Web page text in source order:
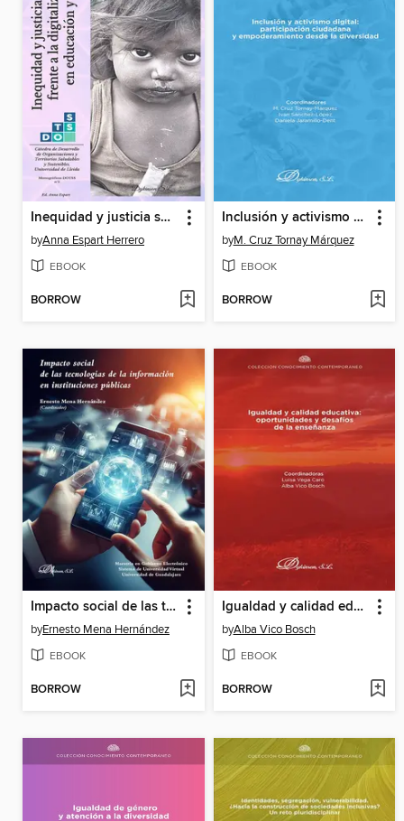
Inequidad y justicia social frente a la digitalización en educación y salud
byAnna Espart Herrero
EBOOK
BORROW
Inclusión y activismo digital
byM. Cruz Tornay Márquez
EBOOK
BORROW
Impacto social de las tecnologías de la información en instituciones públicas
byErnesto Mena Hernández
EBOOK
BORROW
Igualdad y calidad educativa
byAlba Vico Bosch
EBOOK
BORROW